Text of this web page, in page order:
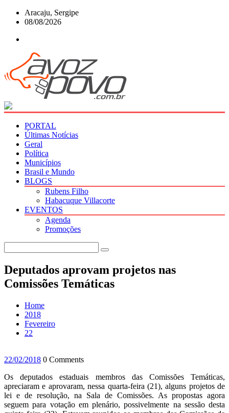
Skip
Aracaju, Sergipe
08/08/2026
PORTAL
Últimas Notícias
Geral
Política
Municípios
Brasil e Mundo
BLOGS
Rubens Filho
Habacuque Villacorte
EVENTOS
Agenda
Promoções
Deputados aprovam projetos nas
Comissões Temáticas
Home
2018
Fevereiro
22
22/02/2018 0 Comments
Os deputados estaduais membros das Comissões Temáticas,
apreciaram e aprovaram, nessa quarta-feira (21), alguns projetos de
lei e de resolução, na Sala de Comissões. As propostas agora
seguem para votação em plenário, possivelmente na sessão desta